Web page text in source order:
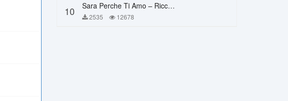
10 Sara Perche Ti Amo – Ricchi E Poveri
2535 12678